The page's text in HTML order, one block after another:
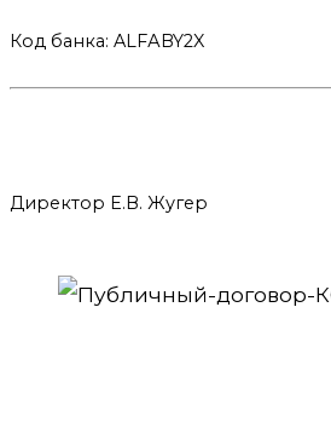
Код банка: ALFАBY2X
Директор Е.В. Жугер